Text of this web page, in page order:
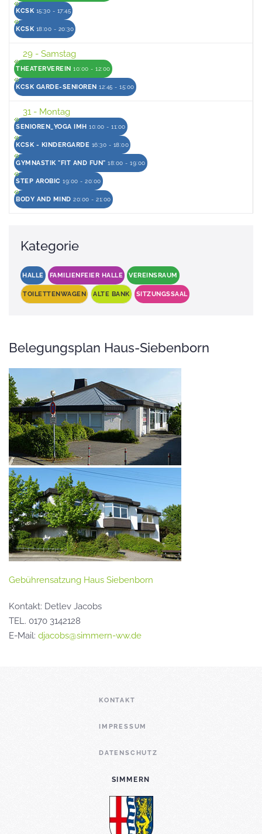
KCSK 15:30 - 17:45
KCSK 18:00 - 20:30
29 - Samstag
THEATERVEREIN 10:00 - 12:00
KCSK GARDE-SENIOREN 12:45 - 15:00
31 - Montag
SENIOREN_YOGA IMH 10:00 - 11:00
KCSK - KINDERGARDE 16:30 - 18:00
GYMNASTIK "FIT AND FUN" 18:00 - 19:00
STEP AROBIC 19:00 - 20:00
BODY AND MIND 20:00 - 21:00
Kategorie
HALLE FAMILIENFEIER HALLE VEREINSRAUM
TOILETTENWAGEN ALTE BANK SITZUNGSSAAL
Belegungsplan Haus-Siebenborn
Gebührensatzung Haus Siebenborn
Kontakt: Detlev Jacobs
TEL. 0170 3142128
E-Mail: djacobs@simmern-ww.de
KONTAKT
IMPRESSUM
DATENSCHUTZ
SIMMERN